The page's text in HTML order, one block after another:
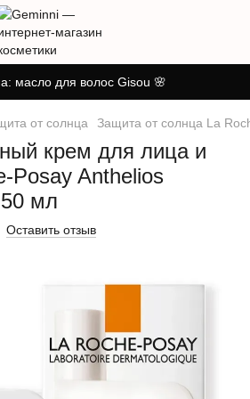
масло для волос Gisou 🌸
от солнца Защита от солнца La
крем для лица и
Posay Anthelios
мл
Оставить отзыв